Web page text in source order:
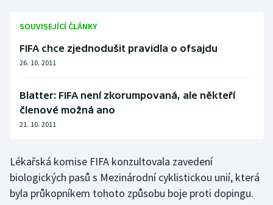
Judo
Krasobruslení
Lyže a snowboard
Motorsport
Olympijské hry
SOUVISEJÍCÍ ČLÁNKY
FIFA chce zjednodušit pravidla o ofsajdu
26. 10. 2011
Blatter: FIFA není zkorumpovaná, ale někteří
členové možná ano
21. 10. 2011
Lékařská komise FIFA konzultovala zavedení
biologických pasů s Mezinárodní cyklistickou unií, která
byla průkopníkem tohoto způsobu boje proti dopingu.